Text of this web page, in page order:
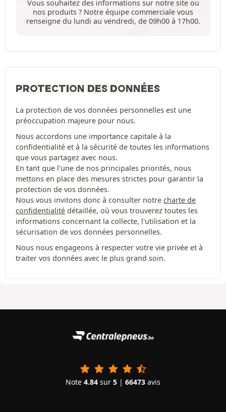
Vous souhaitez des informations sur notre site ou
nos produits ? Notre équipe commerciale vous
renseigne du lundi au vendredi, de 09h00 à 17h00.
PROTECTION DES DONNÉES
La protection de vos données personnelles est une
préoccupation majeure pour nous.
Nous accordons une importance capitale à la
confidentialité et à la sécurité de toutes les informations
que vous partagez avec nous.
En tant que l'une de nos principales priorités, nous
mettons en place des mesures strictes pour garantir la
protection de vos données.
Nous vous invitons donc à consulter notre charte de
confidentialité détaillée, où vous trouverez toutes les
informations concernant la collecte, l'utilisation et la
sécurisation de vos données personnelles.
Nous nous engageons à respecter votre vie privée et à
traiter vos données avec le plus grand soin.
Note 4.84 sur 5 | 66473 avis